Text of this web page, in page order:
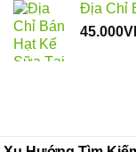
Địa Chỉ
45.000